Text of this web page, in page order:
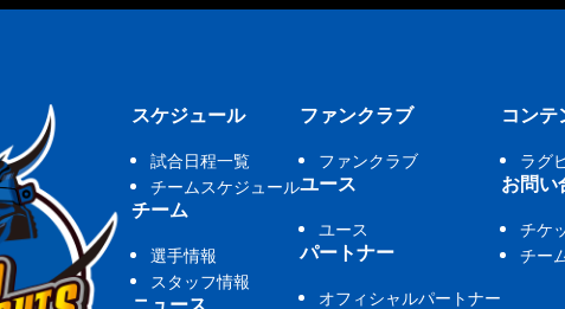
スケジュール
試合日程一覧
チームスケジュール
チーム
選手情報
スタッフ情報
ファンクラブ
ファンクラブ
ユース
ユース
パートナー
オフィシャルパートナー
コンテ
ラグ
お問い
チケ
チー